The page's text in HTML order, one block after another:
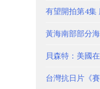
有望開拍第4集
黃海南部部分
貝森特：美國
台灣抗日片《